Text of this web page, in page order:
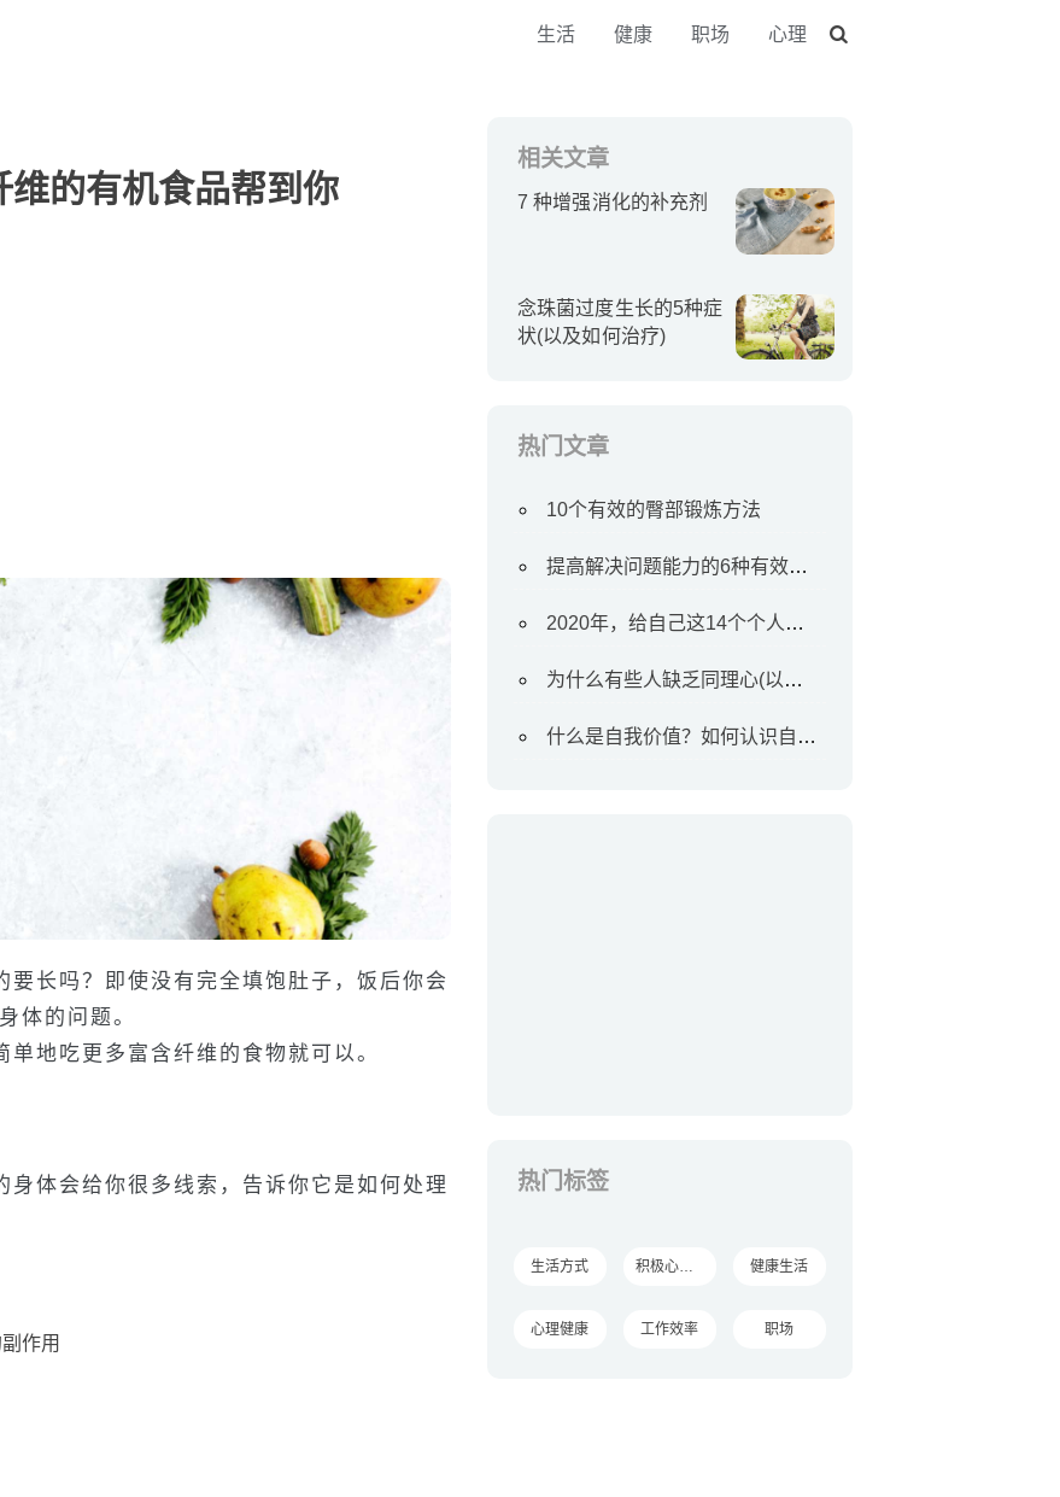
生活 健康 职场 心理
的有机食品帮到你
长吗？即使没有完全填饱肚子，饭后你会
体的问题。
地吃更多富含纤维的食物就可以。
体会给你很多线索，告诉你它是如何处理
作用
相关文章
7 种增强消化的补充剂
念珠菌过度生长的5种症
状(以及如何治疗)
热门文章
10个有效的臀部锻炼方法
提高解决问题能力的6种有效方法
2020年，给自己这14个个人目标
为什么有些人缺乏同理心(以及如何对待他们)
什么是自我价值？如何认识自我价值
热门标签
生活方式 积极心理学 健康生活
心理健康 工作效率 职场